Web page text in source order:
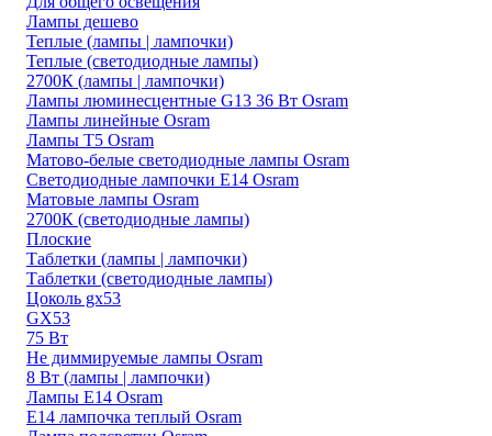
Лампы дешево
Теплые (лампы | лампочки)
Теплые (светодиодные лампы)
2700К (лампы | лампочки)
Лампы люминесцентные G13 36 Вт Osram
Лампы линейные Osram
Лампы T5 Osram
Матово-белые светодиодные лампы Osram
Светодиодные лампочки E14 Osram
Матовые лампы Osram
2700К (светодиодные лампы)
Плоские
Таблетки (лампы | лампочки)
Таблетки (светодиодные лампы)
Цоколь gx53
GX53
75 Вт
Не диммируемые лампы Osram
8 Вт (лампы | лампочки)
Лампы E14 Osram
E14 лампочка теплый Osram